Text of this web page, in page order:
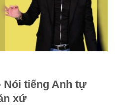
Nói tiếng Anh tự
xứ